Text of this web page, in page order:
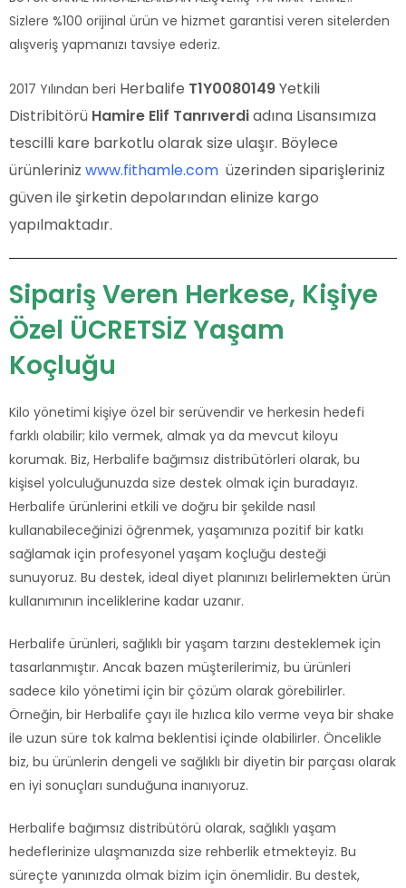
Sizlere %100 orijinal ürün ve hizmet garantisi veren sitelerden
alışveriş yapmanızı tavsiye ederiz.
2017 Yılından beri Herbalife T1Y0080149Yetkili
Distribitörü Hamire Elif Tanrıverdiadına Lisansımıza
tescilli kare barkotlu olarak size ulaşır. Böylece
ürünleriniz www.fithamle.com üzerinden siparişleriniz
güven ile şirketin depolarından elinize kargo
yapılmaktadır.
Sipariş Veren Herkese, Kişiye
Özel ÜCRETSİZ Yaşam
Koçluğu
Kilo yönetimi kişiye özel bir serüvendir ve herkesin hedefi
farklı olabilir; kilo vermek, almak ya da mevcut kiloyu
korumak. Biz, Herbalife bağımsız distribütörleri olarak, bu
kişisel yolculuğunuzda size destek olmak için buradayız.
Herbalife ürünlerini etkili ve doğru bir şekilde nasıl
kullanabileceğinizi öğrenmek, yaşamınıza pozitif bir katkı
sağlamak için profesyonel yaşam koçluğu desteği
sunuyoruz. Bu destek, ideal diyet planınızı belirlemekten ürün
kullanımının inceliklerine kadar uzanır.
Herbalife ürünleri, sağlıklı bir yaşam tarzını desteklemek için
tasarlanmıştır. Ancak bazen müşterilerimiz, bu ürünleri
sadece kilo yönetimi için bir çözüm olarak görebilirler.
Örneğin, bir Herbalife çayı ile hızlıca kilo verme veya bir shake
ile uzun süre tok kalma beklentisi içinde olabilirler. Öncelikle
biz, bu ürünlerin dengeli ve sağlıklı bir diyetin bir parçası olarak
en iyi sonuçları sunduğuna inanıyoruz.
Herbalife bağımsız distribütörü olarak, sağlıklı yaşam
hedeflerinize ulaşmanızda size rehberlik etmekteyiz. Bu
süreçte yanınızda olmak bizim için önemlidir. Bu destek,